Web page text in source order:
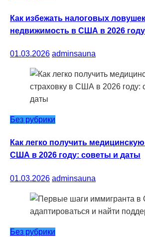
Как избежать налоговых
недвижимость в США в 2026 году
01.03.2026 adminsauna
Без рубрики
Как легко получить
США в 2026 году: советы и даты
01.03.2026 adminsauna
Без рубрики